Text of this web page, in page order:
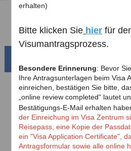
Herunterladen
erhalten)
Bitte klicken Sie hier für
Visumantragsprozess.
Besondere Erinnerung: Bevor
Ihre Antragsunterlagen beim Visa
einreichen, bestätigen Sie bitte,
„online review completed“ lautet
Bestätigungs-E-Mail erhalten
der Einreichung im Visa Zentrum
Reisepass, eine Kopie der
ein "Visa Application Certificate",
Antragsformular sowie alle online